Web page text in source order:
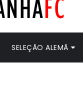
SELEÇÃO ALEMÃ